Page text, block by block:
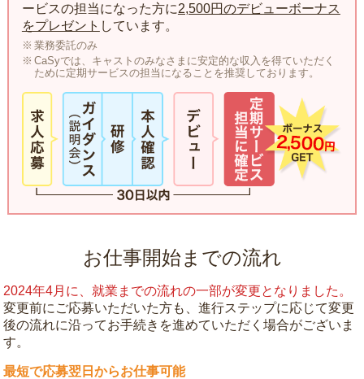
ービスの担当になった方に2,500円のデビューボーナス
をプレゼント しています。
業務委託のみ
CaSyでは、キャストのみなさまに安定的な収入を得ていただく
ために定期サービスの担当になることを推奨しております。
お仕事開始までの流れ
2024年4月に、就業までの流れの一部が変更となりました。
変更前にご応募いただいた方も、進行ステップに応じて変更
後の流れに沿ってお手続きを進めていただく場合がございま
す。
最短で応募翌日からお仕事可能